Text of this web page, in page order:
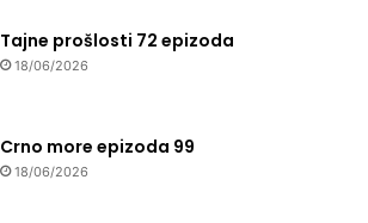
Tajne prošlosti 72 epizoda
18/06/2026
Crno more epizoda 99
18/06/2026